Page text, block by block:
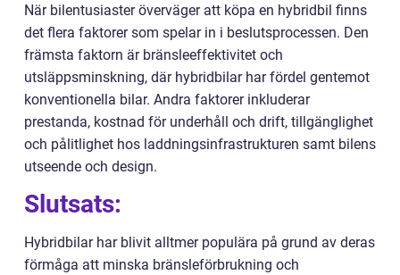
När bilentusiaster överväger att köpa en hybridbil finns
det flera faktorer som spelar in i beslutsprocessen. Den
främsta faktorn är bränsleeffektivitet och
utsläppsminskning, där hybridbilar har fördel gentemot
konventionella bilar. Andra faktorer inkluderar
prestanda, kostnad för underhåll och drift, tillgänglighet
och pålitlighet hos laddningsinfrastrukturen samt bilens
utseende och design.
Slutsats:
Hybridbilar har blivit alltmer populära på grund av deras
förmåga att minska bränsleförbrukning och